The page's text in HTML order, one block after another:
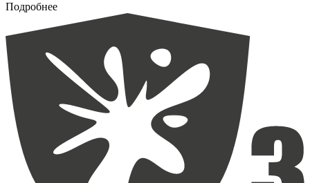
Подробнее